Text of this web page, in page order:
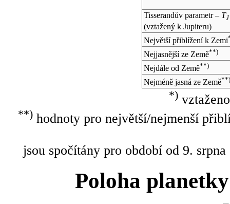
Tisserandův parametr – TJ
(vztažený k Jupiteru)
Největší přiblížení k Zemi
Nejjasnější ze Země**)
Nejdále od Země**)
Nejméně jasná ze Země**)
*)
**)hodnoty pro největší/nejmenší
jsou spočítány pro období od 9.
Poloha